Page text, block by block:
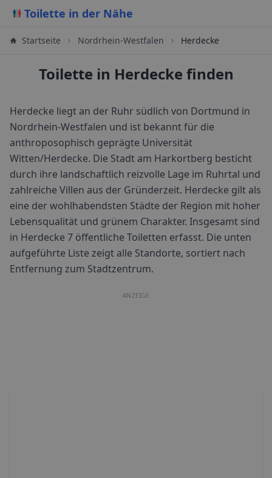
Toilette in der Nähe
Startseite Nordrhein-Westfalen Herdecke
Toilette in Herdecke finden
Herdecke liegt an der Ruhr südlich von Dortmund in
Nordrhein-Westfalen und ist bekannt für die
anthroposophisch geprägte Universität
Witten/Herdecke. Die Stadt am Harkortberg besticht
durch ihre landschaftlich reizvolle Lage im Ruhrtal und
zahlreiche Villen aus der Gründerzeit. Herdecke gilt als
eine der wohlhabendsten Städte der Region mit hoher
Lebensqualität und grünem Charakter. Insgesamt sind
in Herdecke 7 öffentliche Toiletten erfasst. Die unten
aufgeführte Liste zeigt alle Standorte, sortiert nach
Entfernung zum Stadtzentrum.
ANZEIGE